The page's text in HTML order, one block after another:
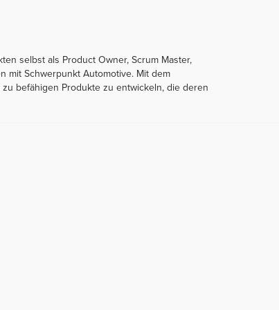
selbst als Product Owner, Scrum Master,
mit Schwerpunkt Automotive. Mit dem
befähigen Produkte zu entwickeln, die deren